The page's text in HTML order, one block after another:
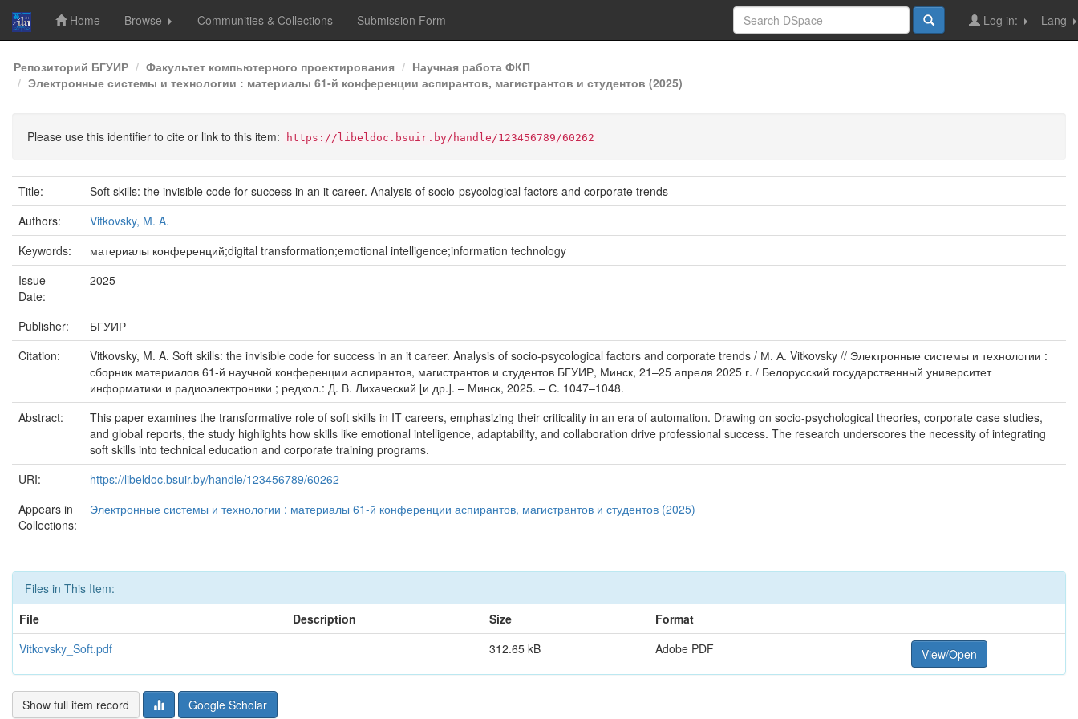
Skip
navigation
Home Browse Communities & Collections Submission Form Lang
Log in:
Репозиторий БГУИР Факультет компьютерного проектирования
Научная работа ФКП
Электронные системы и технологии : материалы 61-й конференции аспирантов, магистрантов и студентов (2025)
Please use this identifier to cite or link to this item: https://libeldoc.bsuir.by/handle/123456789/60262
Title:
Soft skills: the invisible code for success in an it career. Analysis of socio-psycological factors and corporate trends
Authors:
Vitkovsky, M. A.
Keywords:
материалы конференций;digital transformation;emotional intelligence;information technology
Issue
Date:
2025
Publisher:
БГУИР
Citation:
Vitkovsky, M. A. Soft skills: the invisible code for success in an it career. Analysis of socio-psycological factors and corporate trends / М. А. Vitkovsky // Электронные системы и технологии :
сборник материалов 61-й научной конференции аспирантов, магистрантов и студентов БГУИР, Минск, 21–25 апреля 2025 г. / Белорусский государственный университет
информатики и радиоэлектроники ; редкол.: Д. В. Лихаческий [и др.]. – Минск, 2025. – С. 1047–1048.
Abstract:
This paper examines the transformative role of soft skills in IT careers, emphasizing their criticality in an era of automation. Drawing on socio-psychological theories, corporate case studies,
and global reports, the study highlights how skills like emotional intelligence, adaptability, and collaboration drive professional success. The research underscores the necessity of integrating
soft skills into technical education and corporate training programs.
URI:
https://libeldoc.bsuir.by/handle/123456789/60262
Appears in
Collections:
Электронные системы и технологии : материалы 61-й конференции аспирантов, магистрантов и студентов (2025)
Files in This Item:
File
Description Size
Format
Vitkovsky_Soft.pdf
312.65 kB Adobe PDF View/Open
Show full item record Google Scholar